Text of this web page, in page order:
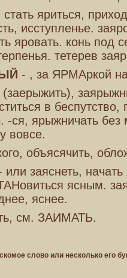
стать яриться,
исступленье.
яровать. конь под
тетерев
- , за ЯРМАркой
в беспутство,
-ся, ярыжничать без
вовсе.
объясячить,
или заяснеть, начать
ясным.
яснее.
см. ЗАИМАТЬ.
слово или несколько его